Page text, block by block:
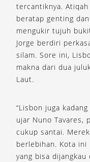
tercantiknya.
beratap genting
mengukir tujuh
Jorge berdiri
silam. Sore ini,
makna dari dua
Laut.
“Lisbon juga
ujar Nuno Tavares,
cukup santai.
berlebihan. Kota
yang bisa dijangkau